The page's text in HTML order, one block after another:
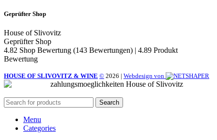
Geprüfter Shop
House of Slivovitz
Geprüfter Shop
4.82 Shop Bewertung (143 Bewertungen) | 4.89 Produkt
Bewertung
HOUSE OF SLIVOVITZ & WINE © 2026 | Webdesign von
Search
Menu
Categories